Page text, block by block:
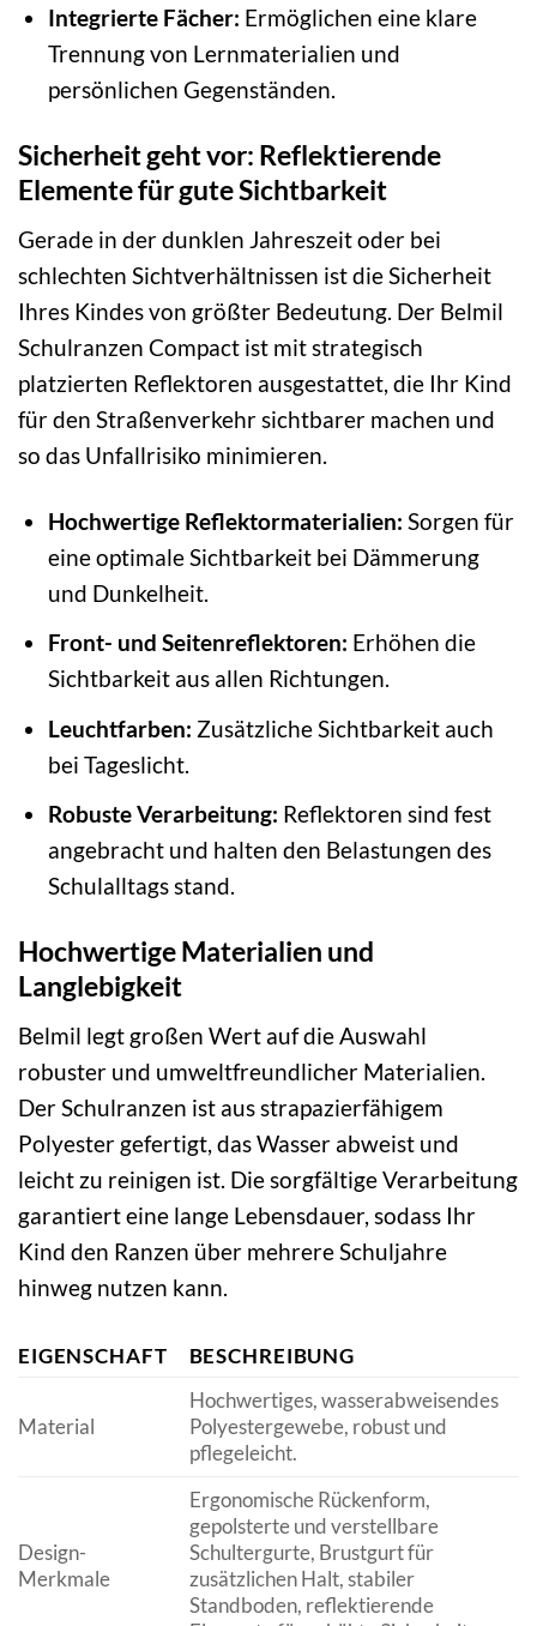
Integrierte Fächer: Ermöglichen eine klare
Trennung von Lernmaterialien und
persönlichen Gegenständen.
Sicherheit geht vor: Reflektierende
Elemente für gute Sichtbarkeit
Gerade in der dunklen Jahreszeit oder bei
schlechten Sichtverhältnissen ist die Sicherheit
Ihres Kindes von größter Bedeutung. Der Belmil
Schulranzen Compact ist mit strategisch
platzierten Reflektoren ausgestattet, die Ihr Kind
für den Straßenverkehr sichtbarer machen und
so das Unfallrisiko minimieren.
Hochwertige Reflektormaterialien: Sorgen für
eine optimale Sichtbarkeit bei Dämmerung
und Dunkelheit.
Front- und Seitenreflektoren: Erhöhen die
Sichtbarkeit aus allen Richtungen.
Leuchtfarben: Zusätzliche Sichtbarkeit auch
bei Tageslicht.
Robuste Verarbeitung: Reflektoren sind fest
angebracht und halten den Belastungen des
Schulalltags stand.
Hochwertige Materialien und
Langlebigkeit
Belmil legt großen Wert auf die Auswahl
robuster und umweltfreundlicher Materialien.
Der Schulranzen ist aus strapazierfähigem
Polyester gefertigt, das Wasser abweist und
leicht zu reinigen ist. Die sorgfältige Verarbeitung
garantiert eine lange Lebensdauer, sodass Ihr
Kind den Ranzen über mehrere Schuljahre
hinweg nutzen kann.
EIGENSCHAFT BESCHREIBUNG
Material
Hochwertiges, wasserabweisendes
Polyestergewebe, robust und
pflegeleicht.
Design-
Merkmale
Ergonomische Rückenform,
gepolsterte und verstellbare
Schultergurte, Brustgurt für
zusätzlichen Halt, stabiler
Standboden, reflektierende